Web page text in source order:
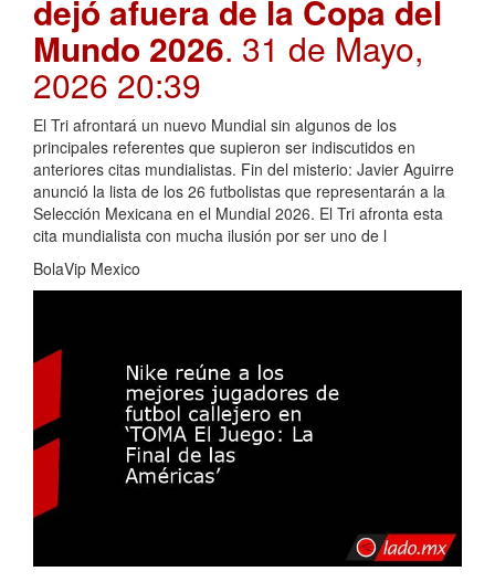
dejó afuera de la Copa del
Mundo 2026. 31 de Mayo,
2026 20:39
El Tri afrontará un nuevo Mundial sin algunos de los
principales referentes que supieron ser indiscutidos en
anteriores citas mundialistas. Fin del misterio: Javier Aguirre
anunció la lista de los 26 futbolistas que representarán a la
Selección Mexicana en el Mundial 2026. El Tri afronta esta
cita mundialista con mucha ilusión por ser uno de l
BolaVip Mexico